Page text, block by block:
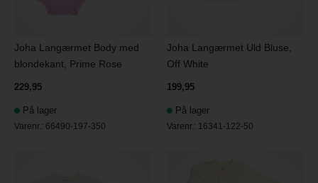
Joha Langærmet Body med
blondekant, Prime Rose
229,95
På lager
Varenr.: 66490-197-350
Joha Langærmet Uld Bluse,
Off White
199,95
På lager
Varenr.: 16341-122-50